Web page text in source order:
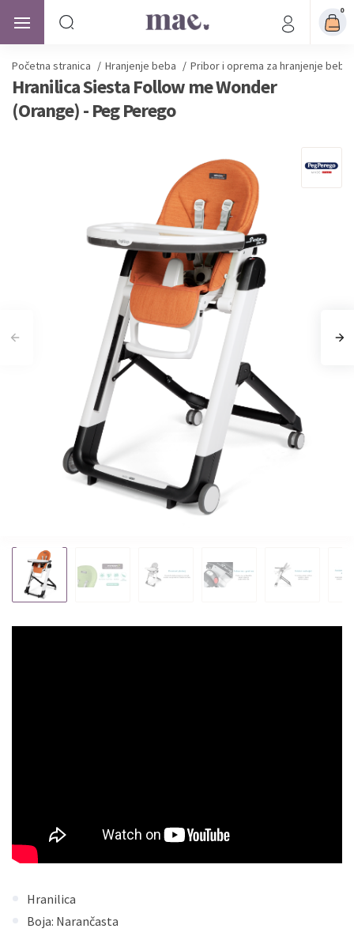
0
Početna stranica / Hranjenje beba / Pribor i oprema za hranjenje beba
Hranilica Siesta Follow me Wonder
(Orange) - Peg Perego
Hranilica
Boja: Narančasta